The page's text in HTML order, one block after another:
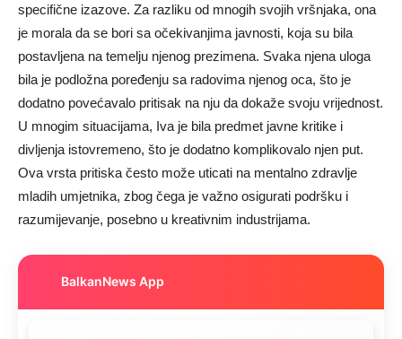
specifične izazove. Za razliku od mnogih svojih vršnjaka, ona
je morala da se bori sa očekivanjima javnosti, koja su bila
postavljena na temelju njenog prezimena. Svaka njena uloga
bila je podložna poređenju sa radovima njenog oca, što je
dodatno povećavalo pritisak na nju da dokaže svoju vrijednost.
U mnogim situacijama, Iva je bila predmet javne kritike i
divljenja istovremeno, što je dodatno komplikovalo njen put.
Ova vrsta pritiska često može uticati na mentalno zdravlje
mladih umjetnika, zbog čega je važno osigurati podršku i
razumijevanje, posebno u kreativnim industrijama.
BalkanNews App